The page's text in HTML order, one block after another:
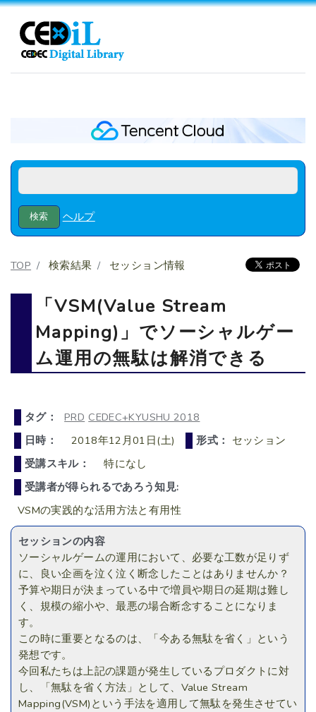
ヘルプ
TOP 検索結果 セッション情報
「VSM(Value Stream
Mapping)」でソーシャルゲー
ム運用の無駄は解消できる
タグ： PRD CEDEC+KYUSHU 2018
日時：
2018年12月01日(土) 形式： セッション
受講スキル：
特になし
受講者が得られるであろう知見:
VSMの実践的な活用方法と有用性
セッションの内容
ソーシャルゲームの運用において、必要な工数が足りず
に、良い企画を泣く泣く断念したことはありませんか？
予算や期日が決まっている中で増員や期日の延期は難し
く、規模の縮小や、最悪の場合断念することになりま
す。
この時に重要となるのは、「今ある無駄を省く」という
発想です。
今回私たちは上記の課題が発生しているプロダクトに対
し、「無駄を省く方法」として、Value Stream
Mapping(VSM)という手法を適用して無駄を発生させてい